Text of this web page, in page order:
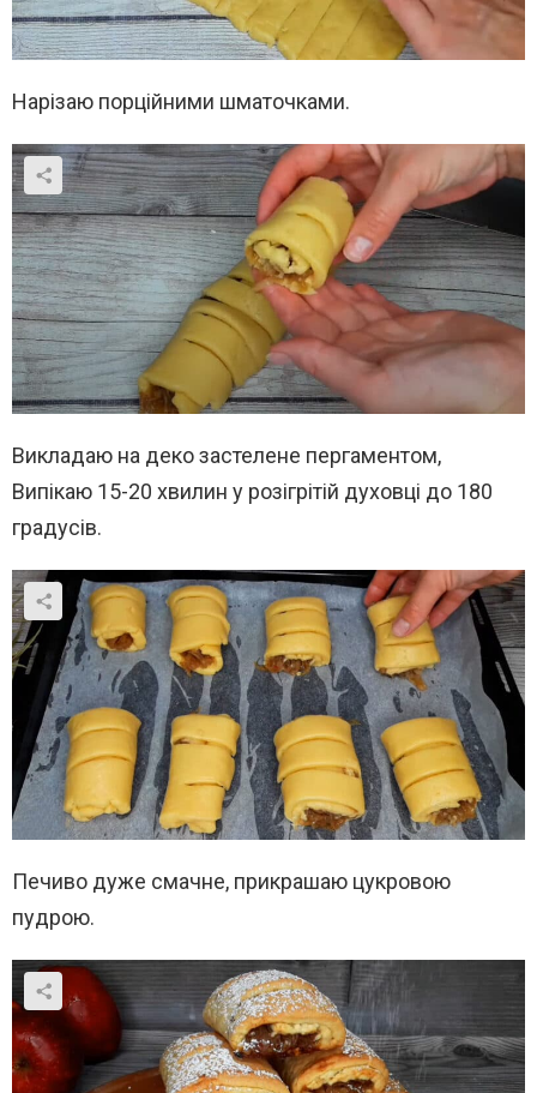
Нарізаю порційними шматочками.
Викладаю на деко застелене пергаментом,
Випікаю 15-20 хвилин у розігрітій духовці до 180
градусів.
Печиво дуже смачне, прикрашаю цукровою
пудрою.